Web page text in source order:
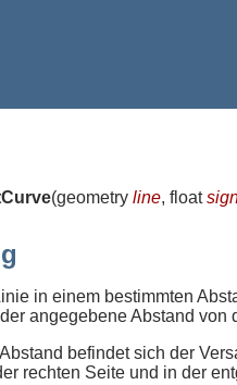
(geometry line, float
in einem bestimmten
angegebene Abstand
befindet sich der
rechten Seite und in der